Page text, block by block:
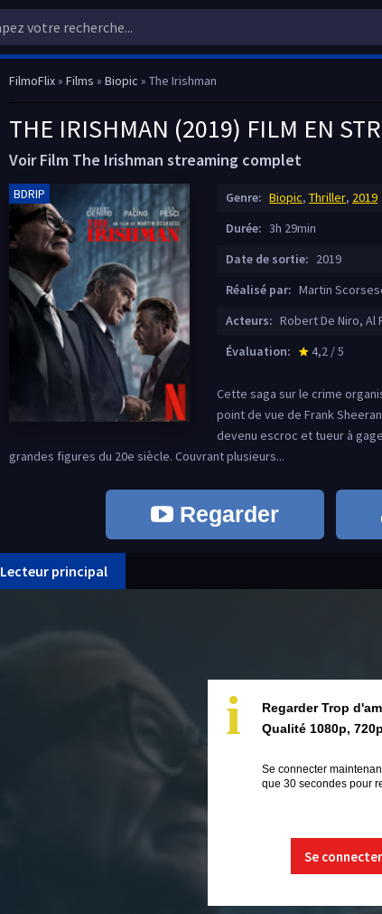
FilmoFlix» Films » Biopic » The Irishman
THE IRISHMAN (2019) FILM EN
Voir Film The Irishman streaming complet
BDRIP Genre: Biopic, Thriller, 2019
Durée: 3h 29min
Date de sortie: 2019
Réalisé par: Martin
Acteurs: Robert De Niro, Al
Évaluation:
star_rate
4,2 / 5
Cette saga sur le crime
point de vue de Frank
devenu escroc et tueur à
grandes figures du 20e siècle. Couvrant plusieurs...
Regarder
Lecteur principal
i
Regarder Trop
Qualité 1080p,
Se connecter
que 30 secondes pour
Se connecter